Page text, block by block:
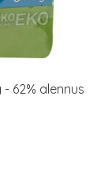
62% alennus